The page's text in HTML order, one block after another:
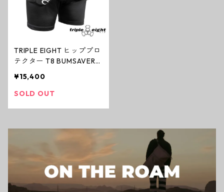
TRIPLE EIGHT ヒッププロ
テクター T8 BUMSAVERS
¥15,400
SOLD OUT